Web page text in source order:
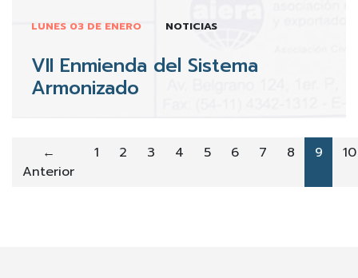
LUNES 03 DE ENERO NOTICIAS
VII Enmienda del Sistema
Armonizado
←
Anterior
1 2 3 4 5 6 7 8 9 10